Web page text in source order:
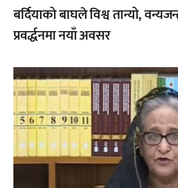
बर्दियाको बाघले विश्व तान्यो,
प्रवर्द्धनमा नयाँ अवसर
,,